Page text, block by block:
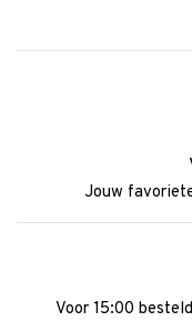
Jouw
Voor 15:00